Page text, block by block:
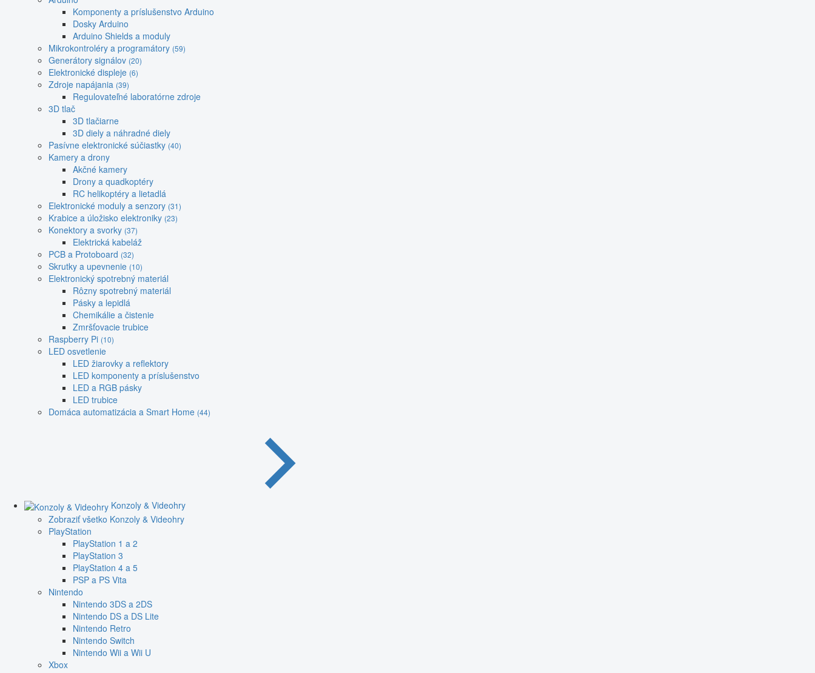
Komponenty a príslušenstvo Arduino
Dosky Arduino
Arduino Shields a moduly
Mikrokontroléry a programátory (59)
Generátory signálov (20)
Elektronické displeje (6)
Zdroje napájania (39)
Regulovateľné laboratórne zdroje
3D tlač
3D tlačiarne
3D diely a náhradné diely
Pasívne elektronické súčiastky (40)
Kamery a drony
Akčné kamery
Drony a quadkoptéry
RC helikoptéry a lietadlá
Elektronické moduly a senzory (31)
Krabice a úložisko elektroniky (23)
Konektory a svorky (37)
Elektrická kabeláž
PCB a Protoboard (32)
Skrutky a upevnenie (10)
Elektronický spotrebný materiál
Rôzny spotrebný materiál
Pásky a lepidlá
Chemikálie a čistenie
Zmršťovacie trubice
Raspberry Pi (10)
LED osvetlenie
LED žiarovky a reflektory
LED komponenty a príslušenstvo
LED a RGB pásky
LED trubice
Domáca automatizácia a Smart Home (44)
Konzoly & Videohry
Zobraziť všetko Konzoly & Videohry
PlayStation
PlayStation 1 a 2
PlayStation 3
PlayStation 4 a 5
PSP a PS Vita
Nintendo
Nintendo 3DS a 2DS
Nintendo DS a DS Lite
Nintendo Retro
Nintendo Switch
Nintendo Wii a Wii U
Xbox